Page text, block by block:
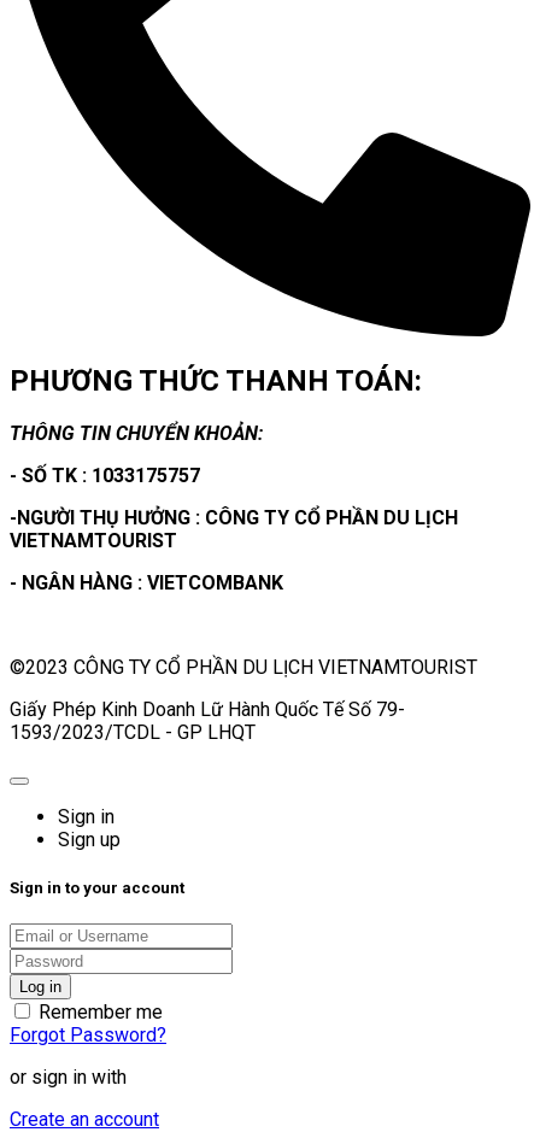
PHƯƠNG THỨC THANH TOÁN:
THÔNG TIN CHUYỂN KHOẢN:
- SỐ TK : 1033175757
-NGƯỜI THỤ HƯỞNG : CÔNG TY CỔ PHẦN DU LỊCH
VIETNAMTOURIST
- NGÂN HÀNG : VIETCOMBANK
©2023 CÔNG TY CỔ PHẦN DU LỊCH VIETNAMTOURIST
Giấy Phép Kinh Doanh Lữ Hành Quốc Tế Số 79-
1593/2023/TCDL - GP LHQT
Sign in
Sign up
Sign in to your account
Remember me
Forgot Password?
or sign in with
Create an account